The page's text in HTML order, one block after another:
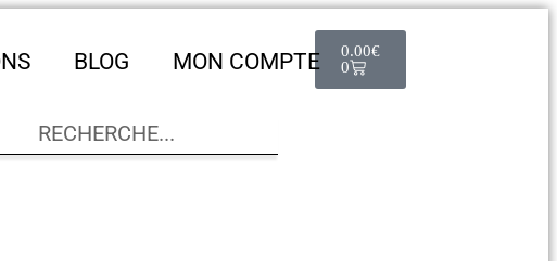
BLOG MON COMPTE 0.00€
0